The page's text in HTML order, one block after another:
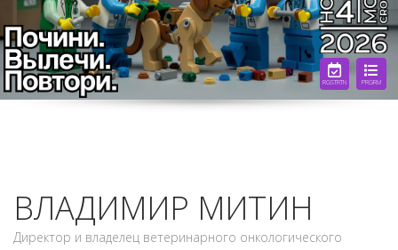
PRGRM
RGSTRTN
ВЛАДИМИР МИТИН
Директор и владелец ветеринарного онкологического